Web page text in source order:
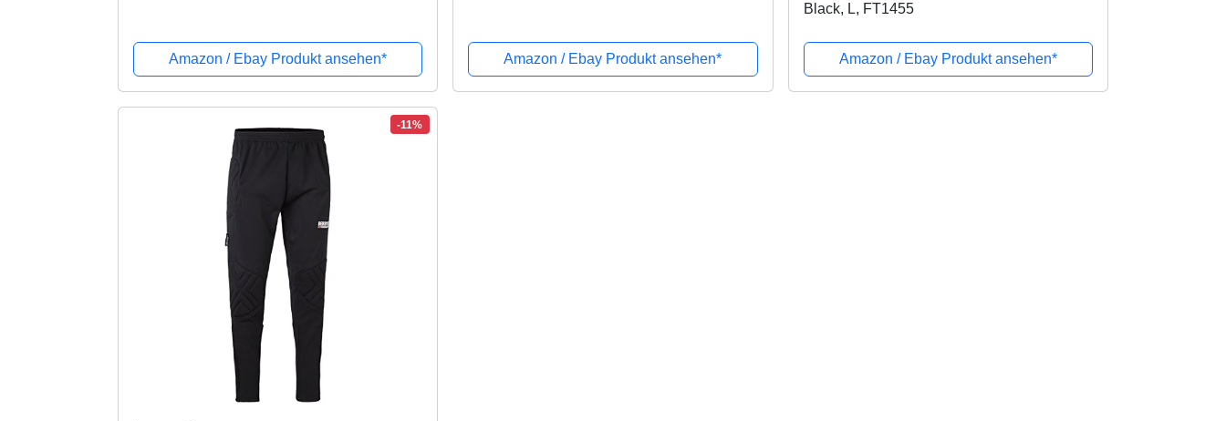
Amazon / Ebay Produkt ansehen* Amazon / Ebay Produkt ansehen*
Black, L, FT1455
Amazon / Ebay Produkt ansehen*
-11%